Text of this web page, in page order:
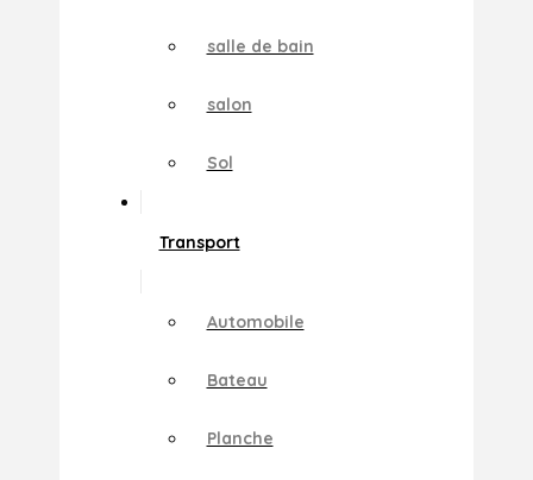
salle de bain
salon
Sol
Transport
Automobile
Bateau
Planche